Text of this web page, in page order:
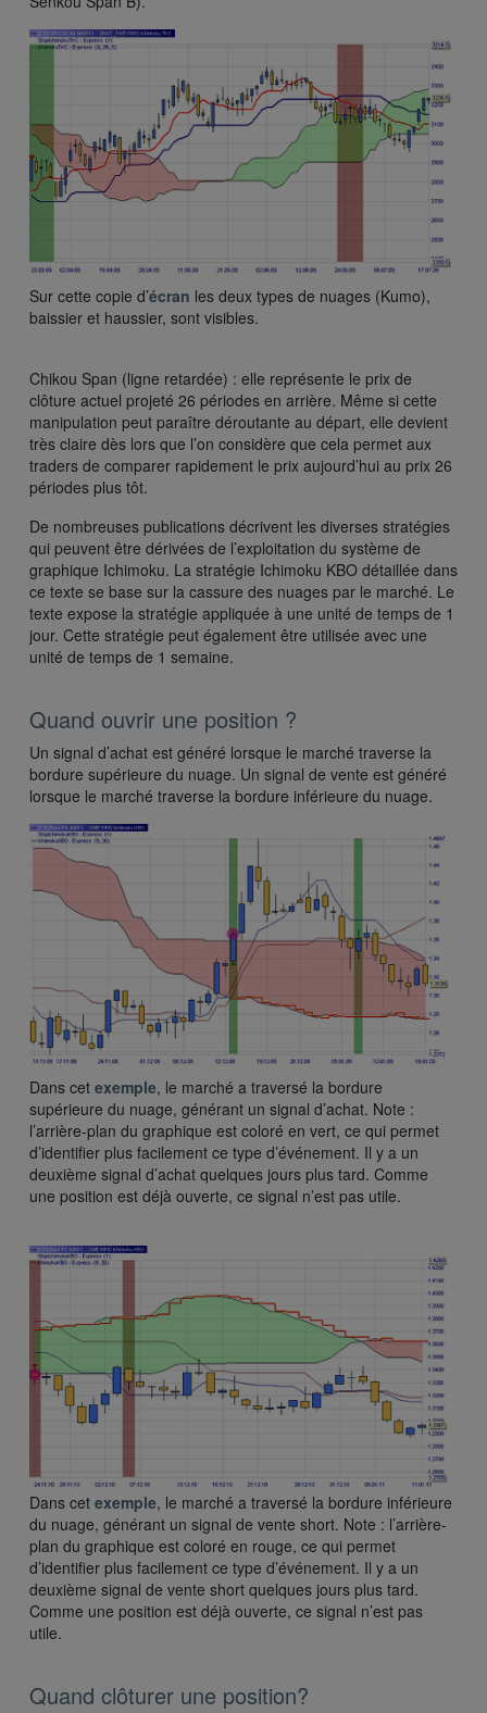
Sur cette copie d’écran les deux types de nuages (Kumo),
baissier et haussier, sont visibles.
Chikou Span (ligne retardée) : elle représente le prix de
clôture actuel projeté 26 périodes en arrière. Même si cette
manipulation peut paraître déroutante au départ, elle devient
très claire dès lors que l’on considère que cela permet aux
traders de comparer rapidement le prix aujourd’hui au prix 26
périodes plus tôt.
De nombreuses publications décrivent les diverses stratégies
qui peuvent être dérivées de l’exploitation du système de
graphique Ichimoku. La stratégie Ichimoku KBO détaillée dans
ce texte se base sur la cassure des nuages par le marché. Le
texte expose la stratégie appliquée à une unité de temps de 1
jour. Cette stratégie peut également être utilisée avec une
unité de temps de 1 semaine.
Quand ouvrir une position ?
Un signal d’achat est généré lorsque le marché traverse la
bordure supérieure du nuage. Un signal de vente est généré
lorsque le marché traverse la bordure inférieure du nuage.
Dans cet exemple, le marché a traversé la bordure
supérieure du nuage, générant un signal d’achat. Note :
l’arrière-plan du graphique est coloré en vert, ce qui permet
d’identifier plus facilement ce type d’événement. Il y a un
deuxième signal d’achat quelques jours plus tard. Comme
une position est déjà ouverte, ce signal n’est pas utile.
Dans cet exemple, le marché a traversé la bordure inférieure
du nuage, générant un signal de vente short. Note : l’arrière-
plan du graphique est coloré en rouge, ce qui permet
d’identifier plus facilement ce type d’événement. Il y a un
deuxième signal de vente short quelques jours plus tard.
Comme une position est déjà ouverte, ce signal n’est pas
utile.
Quand clôturer une position?